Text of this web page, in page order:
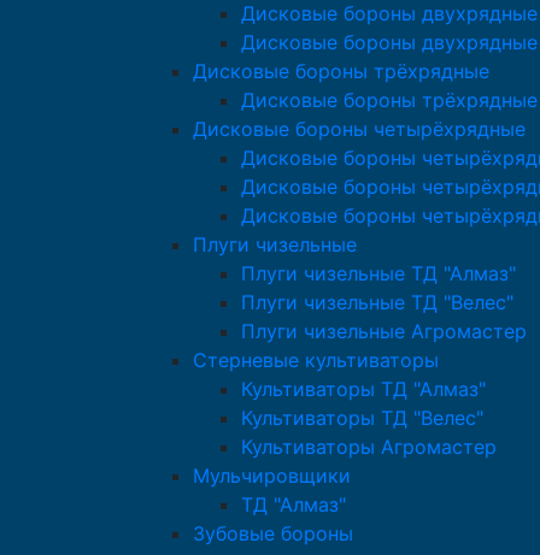
Дисковые бороны
Дисковые бороны
Дисковые бороны трёхрядные
Дисковые бороны
Дисковые бороны четырёхрядные
Дисковые бороны
Дисковые бороны
Дисковые бороны
Плуги чизельные
Плуги чизельные ТД "Алмаз"
Плуги чизельные ТД "Велес"
Плуги чизельные Агромастер
Стерневые культиваторы
Культиваторы ТД "Алмаз"
Культиваторы ТД "Велес"
Культиваторы Агромастер
Мульчировщики
ТД "Алмаз"
Зубовые бороны